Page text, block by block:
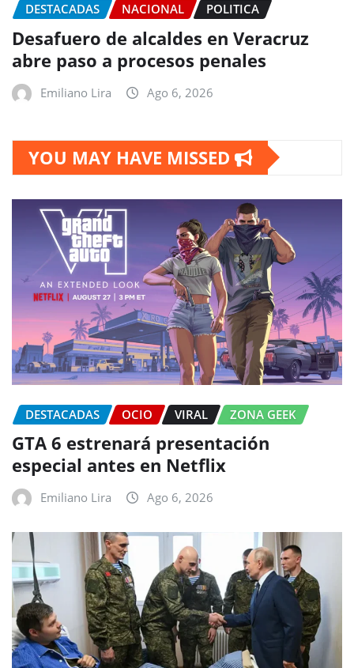
DESTACADAS NACIONAL POLITICA
Desafuero de alcaldes en Veracruz
abre paso a procesos penales
Emiliano Lira Ago 6, 2026
YOU MAY HAVE MISSED
DESTACADAS OCIO VIRAL ZONA GEEK
GTA 6 estrenará presentación
especial antes en Netflix
Emiliano Lira Ago 6, 2026